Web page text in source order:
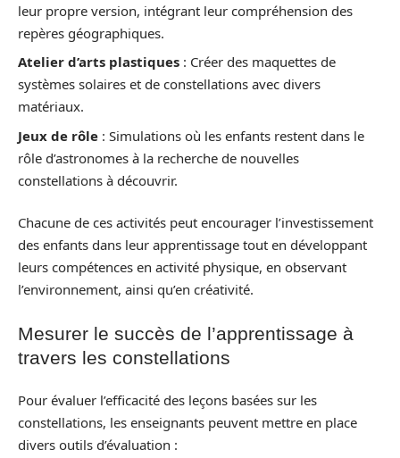
leur propre version, intégrant leur compréhension des
repères géographiques.
Atelier d’arts plastiques : Créer des maquettes de
systèmes solaires et de constellations avec divers
matériaux.
Jeux de rôle : Simulations où les enfants restent dans le
rôle d’astronomes à la recherche de nouvelles
constellations à découvrir.
Chacune de ces activités peut encourager l’investissement
des enfants dans leur apprentissage tout en développant
leurs compétences en activité physique, en observant
l’environnement, ainsi qu’en créativité.
Mesurer le succès de l’apprentissage à
travers les constellations
Pour évaluer l’efficacité des leçons basées sur les
constellations, les enseignants peuvent mettre en place
divers outils d’évaluation :